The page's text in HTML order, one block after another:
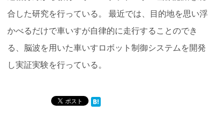
合した研究を行っている。 最近では、目的地を思い浮
かべるだけで車いすが自律的に走行することのでき
る、脳波を用いた車いすロボット制御システムを開発
し実証実験を行っている。